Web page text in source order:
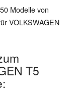
Modelle von
VOLKSWAGEN
T5